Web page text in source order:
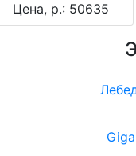
Цена, р.: 50635